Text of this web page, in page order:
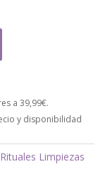
a 39,99€.
y disponibilidad
Rituales Limpiezas